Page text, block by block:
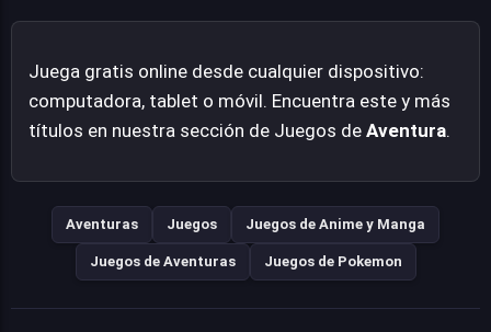
Juega gratis online desde cualquier dispositivo:
computadora, tablet o móvil. Encuentra este y más
títulos en nuestra sección de Juegos de Aventura.
Aventuras Juegos Juegos de Anime y Manga
Juegos de Aventuras Juegos de Pokemon